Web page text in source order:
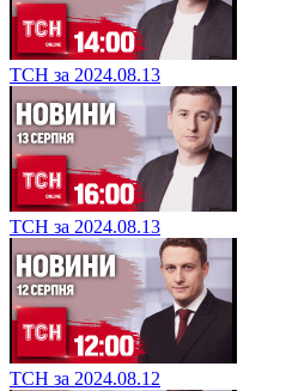
ТСН за 2024.08.13
ТСН за 2024.08.13
ТСН за 2024.08.12